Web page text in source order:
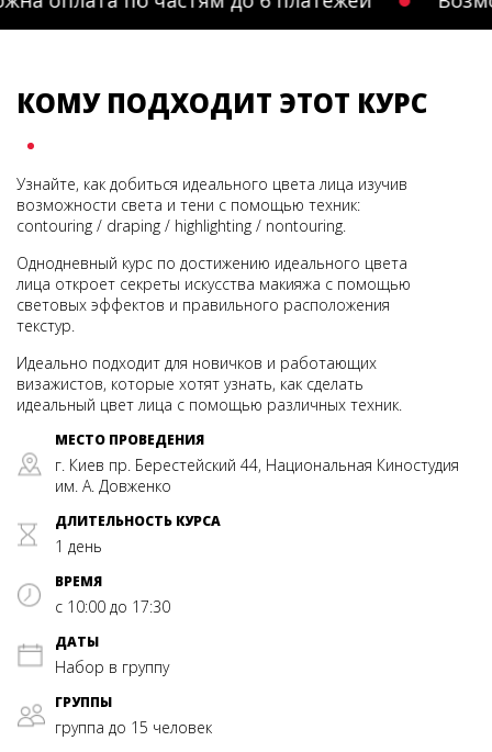
КОМУ ПОДХОДИТ ЭТОТ КУРС
Узнайте, как добиться идеального цвета лица изучив
возможности света и тени с помощью техник:
contouring / draping / highlighting / nontouring.
Однодневный курс по достижению идеального цвета
лица откроет секреты искусства макияжа с помощью
световых эффектов и правильного расположения
текстур.
Идеально подходит для новичков и работающих
визажистов, которые хотят узнать, как сделать
идеальный цвет лица с помощью различных техник.
МЕСТО ПРОВЕДЕНИЯ
г. Киев пр. Берестейский 44, Национальная Киностудия
им. А. Довженко
ДЛИТЕЛЬНОСТЬ КУРСА
1 день
ВРЕМЯ
с 10:00 до 17:30
ДАТЫ
Набор в группу
ГРУППЫ
группа до 15 человек